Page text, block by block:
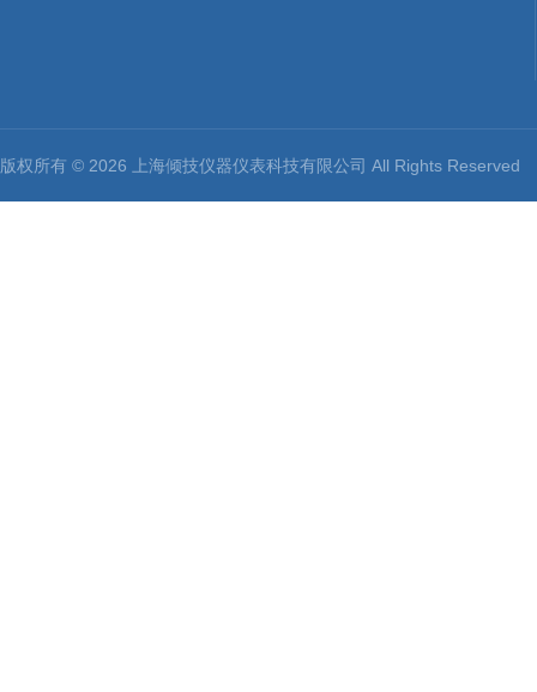
版权所有 © 2026 上海倾技仪器仪表科技有限公司 All Rights